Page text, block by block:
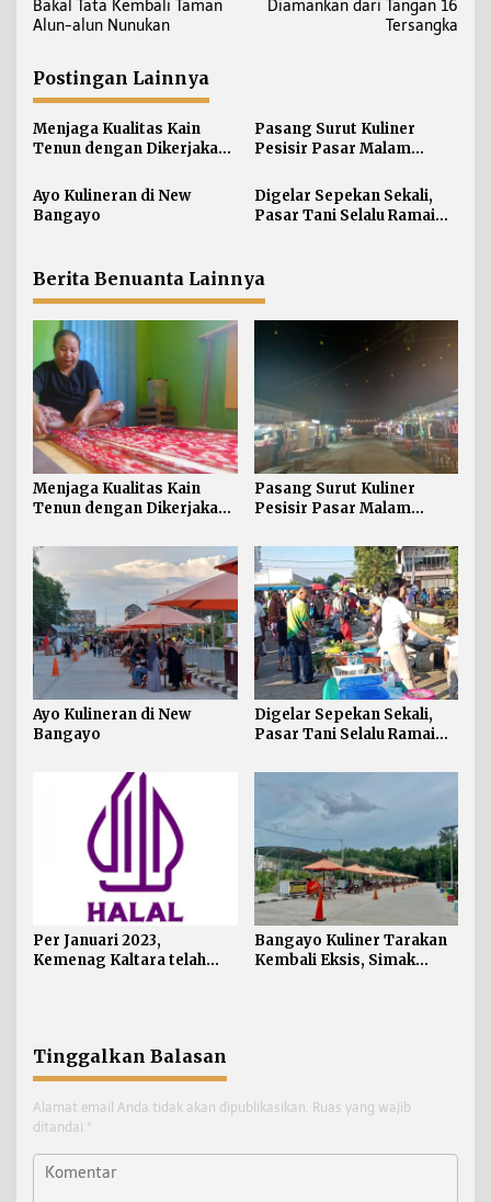
v
g
a
s
i
o
Bakal Tata Kembali Taman
Alun-alun Nunukan
Diamankan dari Tangan 16
Tersangka
Postingan Lainnya
Menjaga Kualitas Kain
Tenun dengan Dikerjakan
Pasang Surut Kuliner
Pesisir Pasar Malam
Ayo Kulineran di New
Bangayo
Digelar Sepekan Sekali,
Pasar Tani Selalu Ramai
Berita Benuanta Lainnya
Menjaga Kualitas Kain
Tenun dengan Dikerjakan
Pasang Surut Kuliner
Pesisir Pasar Malam
Ayo Kulineran di New
Bangayo
Digelar Sepekan Sekali,
Pasar Tani Selalu Ramai
Per Januari 2023,
Kemenag Kaltara telah
Bangayo Kuliner Tarakan
Kembali Eksis, Simak
Tinggalkan Balasan
Alamat email Anda tidak akan dipublikasikan. Ruas yang wajib
ditandai *